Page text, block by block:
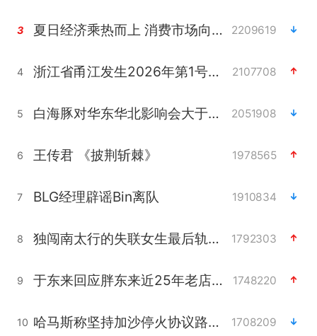
3 夏日经济乘热而上 消费市场向新而行 2209619
4 浙江省甬江发生2026年第1号洪水 2107708
5 白海豚对华东华北影响会大于巴威 2051908
6 王传君 《披荆斩棘》 1978565
7 BLG经理辟谣Bin离队 1910834
8 独闯南太行的失联女生最后轨迹已确认 1792303
9 于东来回应胖东来近25年老店年底关闭 1748220
10 哈马斯称坚持加沙停火协议路线图 1708209